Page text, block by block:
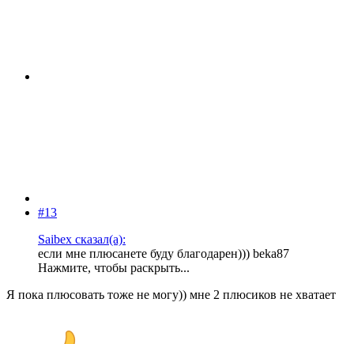
#13
Saibex сказал(а):
если мне плюсанете буду благодарен))) beka87
Нажмите, чтобы раскрыть...
Я пока плюсовать тоже не могу)) мне 2 плюсиков не хватает